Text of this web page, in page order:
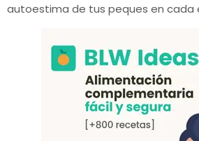
autoestima de tus peques en cada